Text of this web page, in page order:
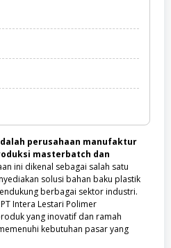
perusahaan manufaktur
masterbatch dan
ini dikenal sebagai salah satu
solusi bahan baku plastik
berbagai sektor industri.
Intera Lestari Polimer
yang inovatif dan ramah
kebutuhan pasar yang